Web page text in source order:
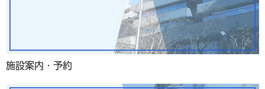
施設案内・予約